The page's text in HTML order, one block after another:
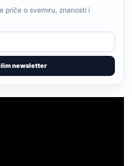
newsletter
priče o svemiru, znanosti i